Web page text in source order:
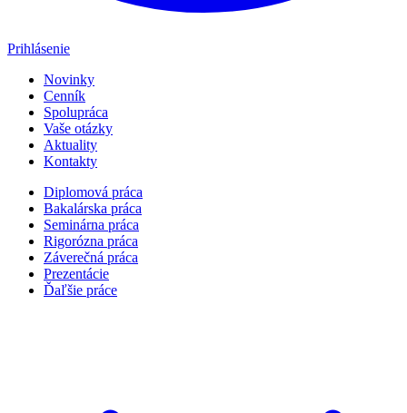
Prihlásenie
Novinky
Cenník
Spolupráca
Vaše otázky
Aktuality
Kontakty
Diplomová práca
Bakalárska práca
Seminárna práca
Rigorózna práca
Záverečná práca
Prezentácie
Ďaľšie práce